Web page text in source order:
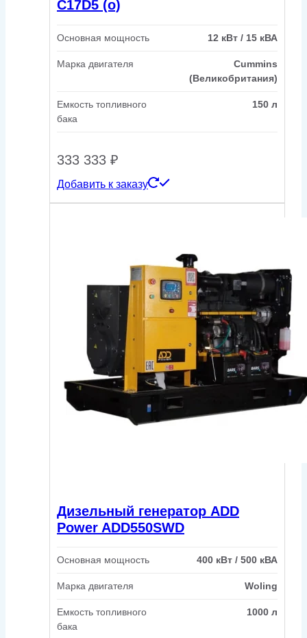
C17D5 (o)
Основная мощность 12 кВт / 15 кВА
Марка двигателя
Cummins
(Великобритания)
Емкость топливного
бака
150 л
333 333 ₽
Добавить к заказу
Дизельный генератор ADD
Power ADD550SWD
Основная мощность 400 кВт / 500 кВА
Марка двигателя Woling
Емкость топливного
бака
1000 л